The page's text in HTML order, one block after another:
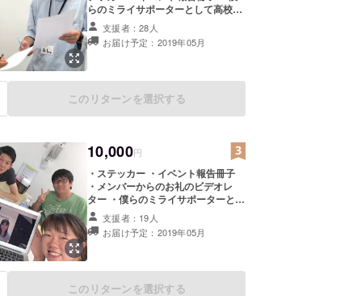
らのミライサポーターとして高校生
への配布資料にお名前掲載 ※支援
時、必ず備考欄にご希望のお名前を
ご記入ください。 記入のない場合は
支援者：28人
お届け予定：2019年05月
このリターンを選択する
10,000円
・ステッカー ・イベント報告冊子
・メンバーからのお礼のビデオレ
ター ・僕らのミライサポーターとし
て高校生への配布資料にお名前掲載
・3/10活動報告イベント（新宿）に
ペアでご招待 ・イベント内でサポー
CAMPFIREのユーザー名を掲載いた
支援者：19人
お届け予定：2019年05月
このリターンを選択する